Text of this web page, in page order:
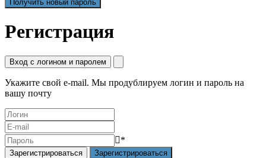
Регистрация
Вход с логином и паролем
Укажите свой e-mail. Мы продублируем логин и пароль на
вашу почту
*
Зарегистрироваться